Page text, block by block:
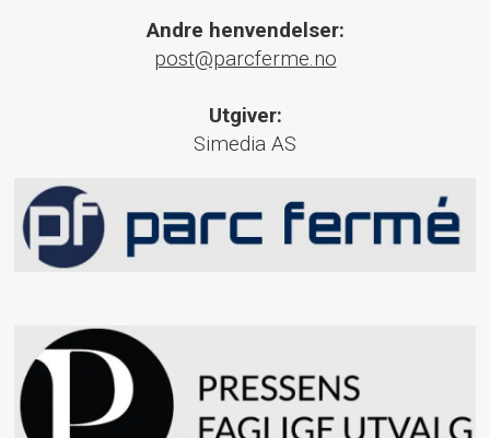
Andre henvendelser:
post@parcferme.no
Utgiver:
Simedia AS